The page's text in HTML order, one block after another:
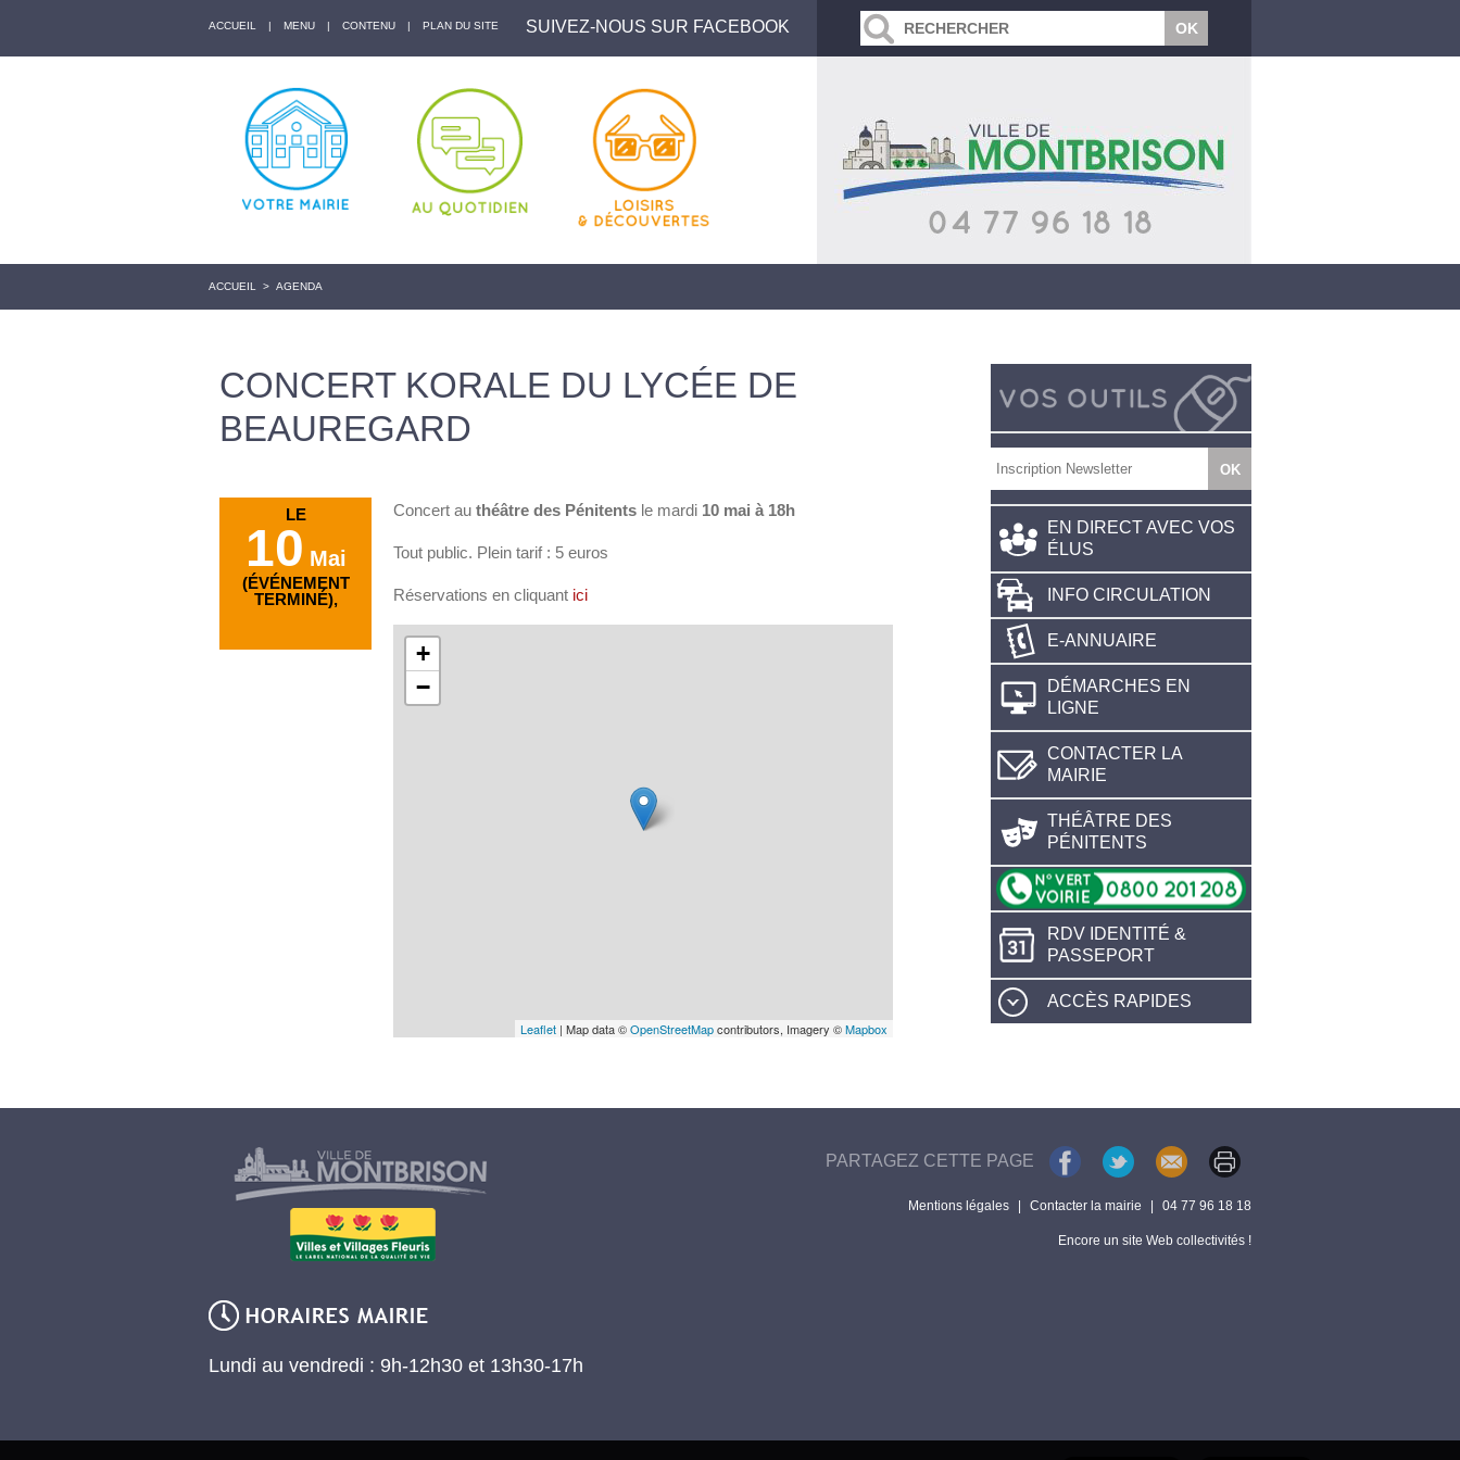
ACCUEIL | MENU | CONTENU | PLAN DU SITE SUIVEZ-NOUS SUR FACEBOOK
ACCUEIL > AGENDA
CONCERT KORALE DU LYCÉE DE
BEAUREGARD
LE
10 Mai
(ÉVÉNEMENT
TERMINÉ),
Concert au théâtre des Pénitents le mardi 10 mai à 18h
Tout public. Plein tarif : 5 euros
Réservations en cliquant ici
+
−
Leaflet | Map data ©OpenStreetMapcontributors, Imagery ©Mapbox
EN DIRECT AVEC VOS
ÉLUS
INFO CIRCULATION
E-ANNUAIRE
DÉMARCHES EN
LIGNE
CONTACTER LA
MAIRIE
THÉÂTRE DES
PÉNITENTS
RDV IDENTITÉ &
PASSEPORT
ACCÈS RAPIDES
Lundi au vendredi : 9h-12h30 et 13h30-17h
PARTAGEZ CETTE PAGE
Mentions légales Contacter la mairie 04 77 96 18 18
Encore un site Web collectivités !